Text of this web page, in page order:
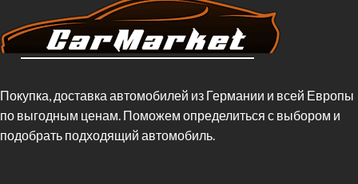
Покупка, доставка автомобилей из Германии и всей Европы
по выгодным ценам. Поможем определиться с выбором и
подобрать подходящий автомобиль.